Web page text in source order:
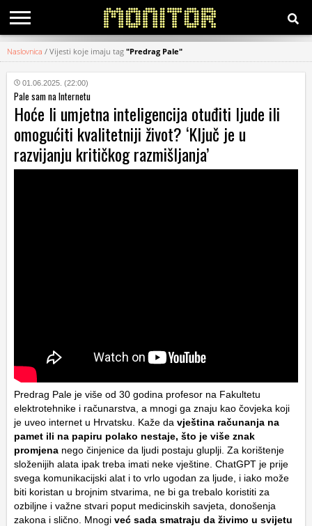
KATEGORIJE
HRVATSKI
WEB
Naslovnica / Vijesti koje imaju tag "Predrag Pale"
01.06.2025. (22:00)
Pale sam na Internetu
Hoće li umjetna inteligencija otuđiti ljude ili
omogućiti kvalitetniji život? ‘Ključ je u
razvijanju kritičkog razmišljanja’
Predrag Pale je više od 30 godina profesor na Fakultetu
elektrotehnike i računarstva, a mnogi ga znaju kao čovjeka koji
je uveo internet u Hrvatsku. Kaže da vještina računanja na
pamet ili na papiru polako nestaje, što je više znak
promjena nego činjenice da ljudi postaju gluplji. Za korištenje
složenijih alata ipak treba imati neke vještine. ChatGPT je prije
svega komunikacijski alat i to vrlo ugodan za ljude, i iako može
biti koristan u brojnim stvarima, ne bi ga trebalo koristiti za
ozbiljne i važne stvari poput medicinskih savjeta, donošenja
zakona i slično. Mnogi već sada smatraju da živimo u svijetu